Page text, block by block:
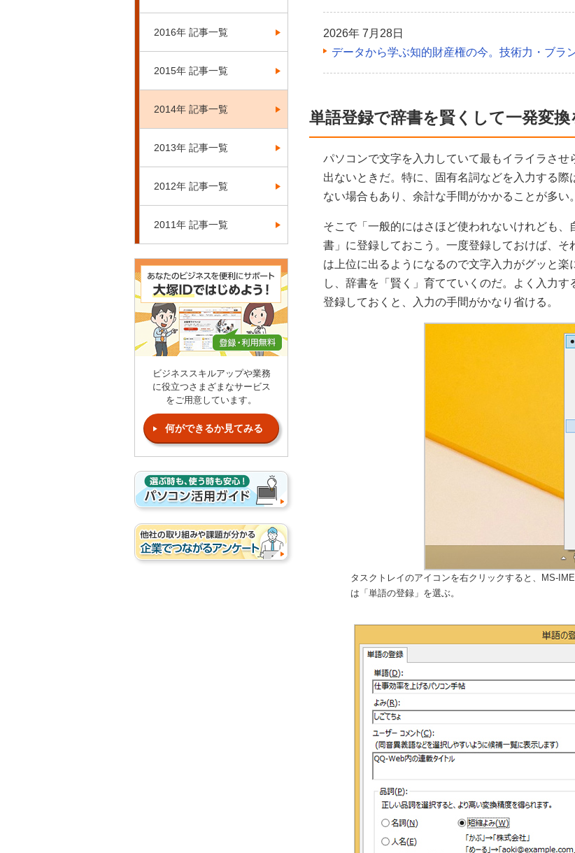
2026年 7月28日
データから学ぶ知的財産権の今。技術力・ブラ
単語登録で辞書を賢くして一発変換
パソコンで文字を入力していて最もイライラさ
出ないときだ。特に、固有名詞などを入力する
ない場合もあり、余計な手間がかかることが多い。
そこで「一般的にはさほど使われないけれども
書」に登録しておこう。一度登録しておけば、
は上位に出るようになるので文字入力がグッと
し、辞書を「賢く」育てていくのだ。よく入力
登録しておくと、入力の手間がかなり省ける。
タスクトレイのアイコンを右クリックすると、MS-
は「単語の登録」を選ぶ。
2016年 記事一覧
2015年 記事一覧
2014年 記事一覧
2013年 記事一覧
2012年 記事一覧
2011年 記事一覧
ビジネススキルアップや業務
に役立つさまざまなサービス
をご用意しています。
何ができるか見てみる